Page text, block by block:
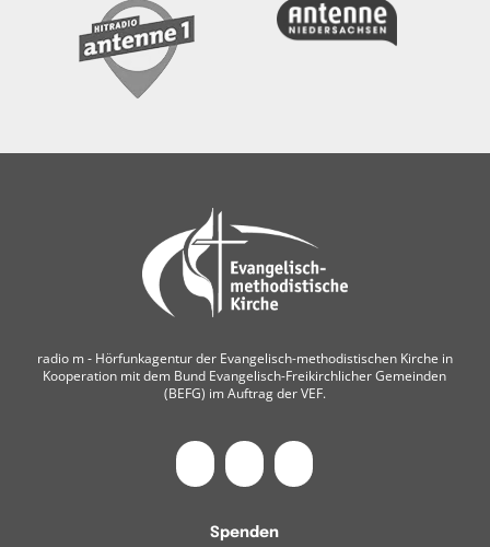
radio m ‐ Hörfunkagentur der Evangelisch-methodistischen Kirche in
Kooperation mit dem Bund Evangelisch-Freikirchlicher Gemeinden
(BEFG) im Auftrag der VEF.
Spenden